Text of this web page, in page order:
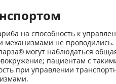
на способность к
механизмами не
® могут наблюдаться
пациентам с
при управлении